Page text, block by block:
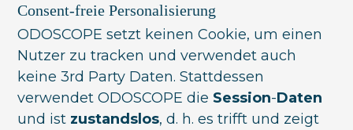
Consent-freie Personalisierung
ODOSCOPE setzt keinen Cookie, um einen
Nutzer zu tracken und verwendet auch
keine 3rd Party Daten. Stattdessen
verwendet ODOSCOPE die Session-Daten
und ist zustandslos, d. h. es trifft und zeigt